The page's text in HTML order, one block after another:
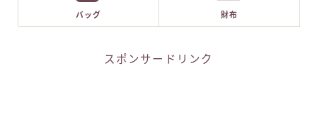
バッグ 財布
スポンサードリンク